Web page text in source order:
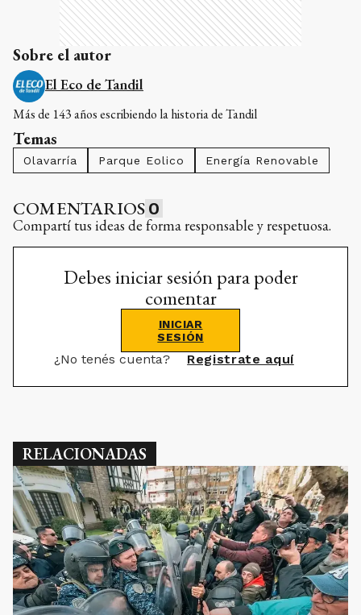
Sobre el autor
El Eco de Tandil
Más de 143 años escribiendo la historia de Tandil
Temas
Olavarría Parque Eolico Energía Renovable
COMENTARIOS 0
Compartí tus ideas de forma responsable y respetuosa.
Debes iniciar sesión para poder
comentar
INICIAR
SESIÓN
¿No tenés cuenta? Registrate aquí
RELACIONADAS